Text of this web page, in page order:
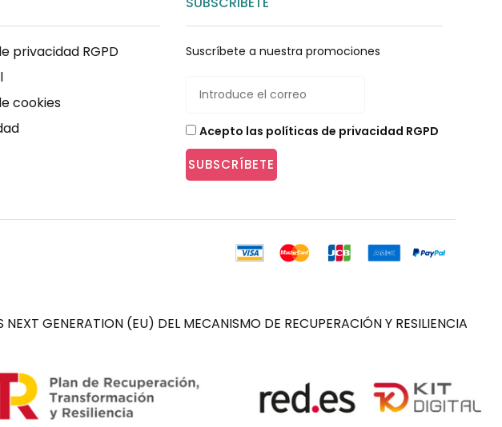
privacidad RGPD
cookies
Suscríbete a nuestra promociones
Acepto las políticas de privacidad RGPD
SUBSCRÍBETE
GENERATION (EU) DEL MECANISMO DE RECUPERACIÓN Y RESILIENCIA